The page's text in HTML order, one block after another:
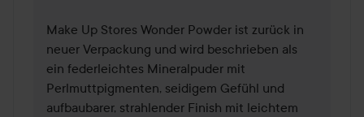
Make Up Stores Wonder Powder ist zurück in
neuer Verpackung und wird beschrieben als
ein federleichtes Mineralpuder mit
Perlmuttpigmenten, seidigem Gefühl und
aufbaubarer, strahlender Finish mit leichtem